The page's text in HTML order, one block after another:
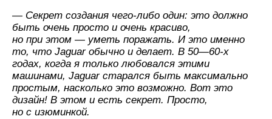
— Секрет создания чего-либо один: это должно
быть очень просто и очень красиво,
но при этом — уметь поражать. И это именно
то, что Jaguar обычно и делает. В 50—60-х
годах, когда я только любовался этими
машинами, Jaguar старался быть максимально
простым, насколько это возможно. Вот это
дизайн! В этом и есть секрет. Просто,
но с изюминкой.